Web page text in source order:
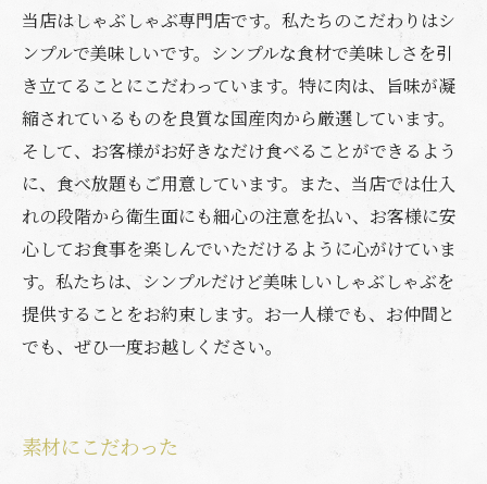
当店はしゃぶしゃぶ専門店です。私たちのこだわりはシ
ンプルで美味しいです。シンプルな食材で美味しさを引
き立てることにこだわっています。特に肉は、旨味が凝
縮されているものを良質な国産肉から厳選しています。
そして、お客様がお好きなだけ食べることができるよう
に、食べ放題もご用意しています。また、当店では仕入
れの段階から衛生面にも細心の注意を払い、お客様に安
心してお食事を楽しんでいただけるように心がけていま
す。私たちは、シンプルだけど美味しいしゃぶしゃぶを
提供することをお約束します。お一人様でも、お仲間と
でも、ぜひ一度お越しください。
素材にこだわった